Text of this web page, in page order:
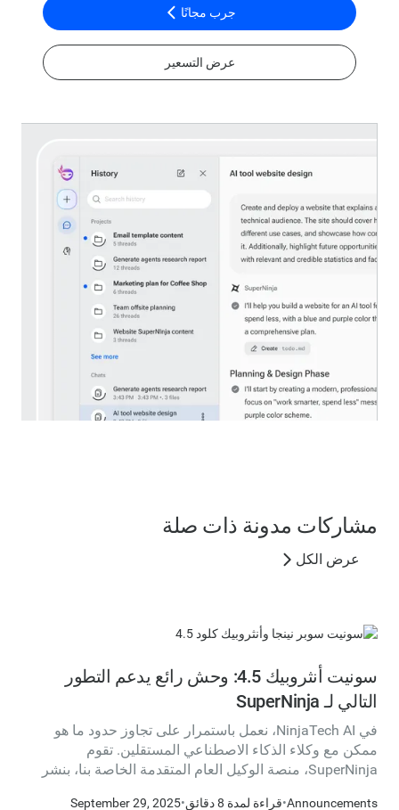
جرب مجانًا
عرض التسعير
مشاركات مدونة ذات صلة
عرض الكل
سونيت أنثروبيك 4.5: وحش رائع يدعم التطور
التالي لـ SuperNinja
في NinjaTech AI، نعمل باستمرار على تجاوز حدود ما هو
ممكن مع وكلاء الذكاء الاصطناعي المستقلين. تقوم
SuperNinja، منصة الوكيل العام المتقدمة الخاصة بنا، بنشر
Announcements
•قراءة لمدة 8 دقائق •
September 29, 2025